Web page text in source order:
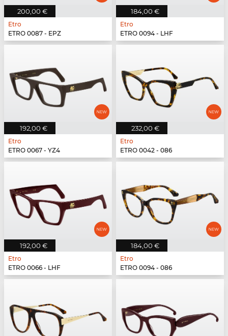
200,00 €
Etro
ETRO 0087 - EPZ
184,00 €
Etro
ETRO 0094 - LHF
192,00 €
Etro
ETRO 0067 - YZ4
232,00 €
Etro
ETRO 0042 - 086
192,00 €
Etro
ETRO 0066 - LHF
184,00 €
Etro
ETRO 0094 - 086